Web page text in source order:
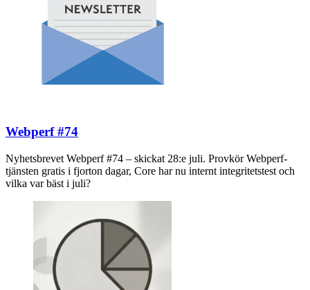
Webperf #74
Nyhetsbrevet Webperf #74 – skickat 28:e juli. Provkör Webperf-
tjänsten gratis i fjorton dagar, Core har nu internt integritetstest och
vilka var bäst i juli?